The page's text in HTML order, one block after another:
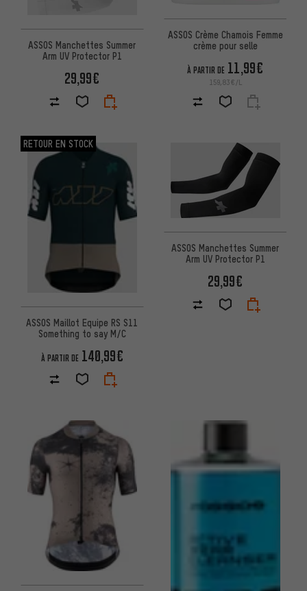
ASSOS Manchettes Summer
Arm UV Protector P1
29,99€
ASSOS Crème Chamois Femme
crème pour selle
À PARTIR DE 11,99€
159,83€/L
RETOUR EN STOCK
ASSOS Maillot Equipe RS S11
Something to say M/C
À PARTIR DE 140,99€
ASSOS Manchettes Summer
Arm UV Protector P1
29,99€